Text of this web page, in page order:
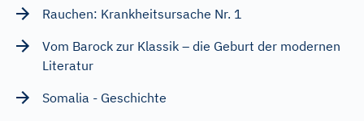
Rauchen: Krankheitsursache Nr. 1
Vom Barock zur Klassik – die Geburt der modernen
Literatur
Somalia - Geschichte